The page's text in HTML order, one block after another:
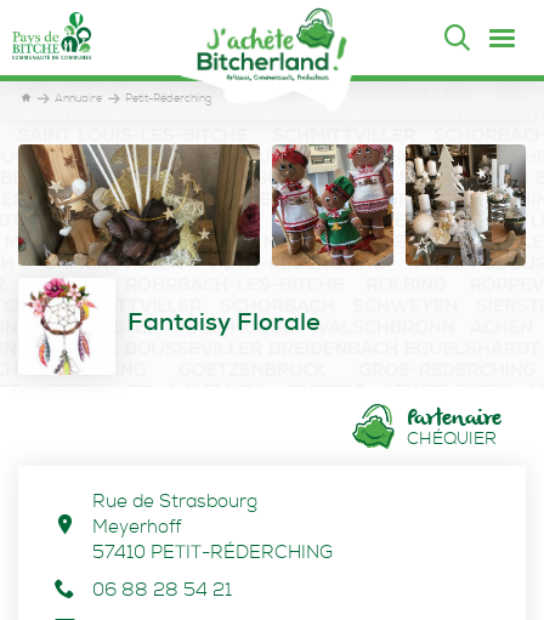
Annuaire Petit-Réderching
Fantaisy Florale
Partenaire
CHÉQUIER
Rue de Strasbourg
Meyerhoff
57410 PETIT-RÉDERCHING
06 88 28 54 21